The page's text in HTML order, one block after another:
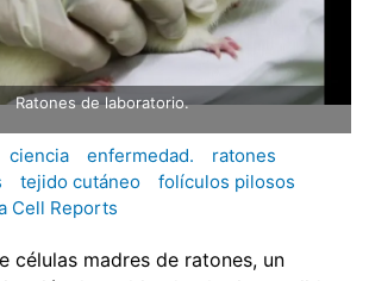
Ratones de laboratorio.
ciencia enfermedad.
ratones
tejido cutáneo
folículos pilosos
Cell Reports
células madres de ratones, un